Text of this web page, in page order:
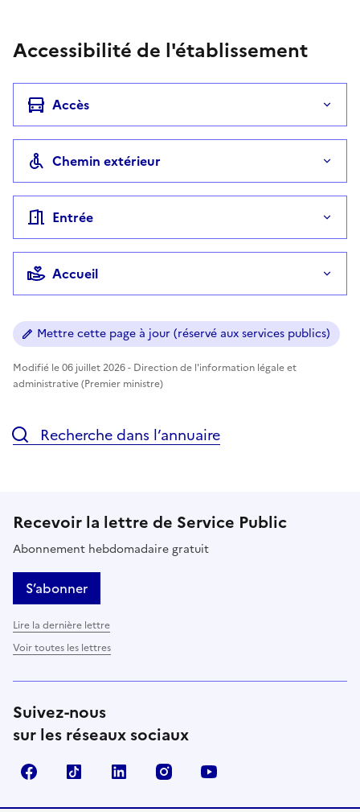
Accessibilité de l'établissement
Accès
Chemin extérieur
Entrée
Accueil
Mettre cette page à jour (réservé aux services publics)
Modifié le 06 juillet 2026 - Direction de l'information légale et
administrative (Premier ministre)
Recherche dans l’annuaire
Recevoir la lettre de Service Public
Abonnement hebdomadaire gratuit
S’abonner
Lire la dernière lettre
Voir toutes les lettres
Suivez-nous
sur les réseaux sociaux
FacebookTikTok LinkedIn Instagram